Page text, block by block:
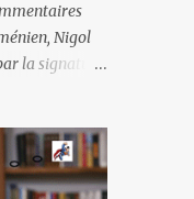
Nigol
la signature
de La
« Le